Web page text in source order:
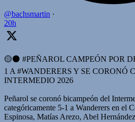
@bachsmartin ·
20h
🟡⚫️ #PEÑAROL CAMPEÓN POR
1 A #WANDERERS Y SE CORONÓ
INTERMEDIO 2026
Peñarol se coronó bicampeón del
categóricamente 5-1 a Wanderers en el
Espinosa, Matías Arezo, Abel